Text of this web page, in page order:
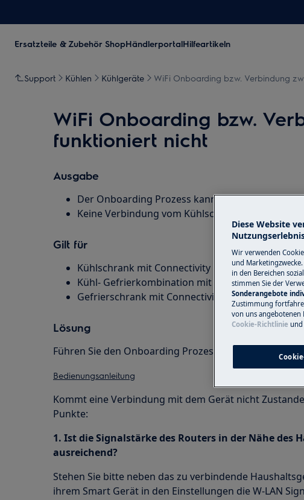
Ersatzteile & Zubehör ShopHändlerportalHilfeartikeln
Support Kühlen Kühlgeräte WiFi Onboarding bzw. Verbindung
WiFi Onboarding bzw.
funktioniert nicht
Ausgabe
Der Onboarding Prozess kann nicht
Keine Verbindung vom Kühlschrank zu App
Gilt für
Kühlschrank mit Connectivity
Kühl- Gefrierkombination mit Connectivity
Gefrierschrank mit Connectivity
Lösung
Führen Sie den Onboarding Prozess wie in
Bedienungsanleitung
Kommt eine Verbindung mit dem Gerät nicht
Punkte:
1. Ist die Signalstärke des Routers in der Nähe des
ausreichend?
Stehen Sie bitte neben das zu verbindende
ihrem Smart Gerät in den Einstellungen die W-LAN
Diese Website
Wir verwenden
und
in den Bereichen
stimmen Sie der
Sonderangebote
Zustimmung
von uns
Cookie-Richtlinie